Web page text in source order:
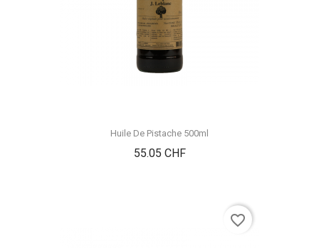
Huile De Pistache 500ml
55.05 CHFPrix
favorite_border